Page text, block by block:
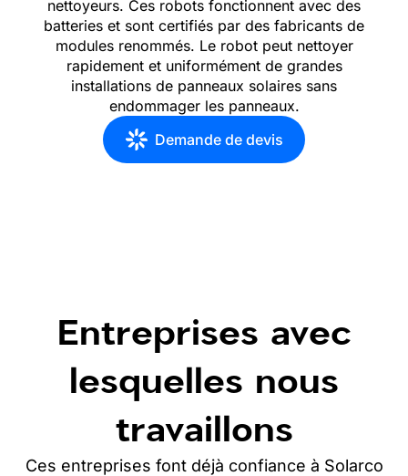
nettoyeurs. Ces robots fonctionnent avec des
batteries et sont certifiés par des fabricants de
modules renommés. Le robot peut nettoyer
rapidement et uniformément de grandes
installations de panneaux solaires sans
endommager les panneaux.
Demande de devis
Entreprises avec
lesquelles nous
travaillons
Ces entreprises font déjà confiance à Solarco